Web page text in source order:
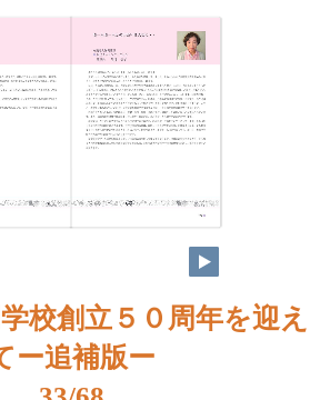
校創立５０周年を迎え
ー追補版ー